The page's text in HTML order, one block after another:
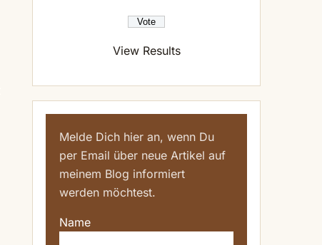
View Results
Melde Dich hier an, wenn Du
per Email über neue Artikel auf
meinem Blog informiert
werden möchtest.
Name